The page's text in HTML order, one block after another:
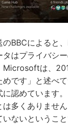
のBBCによると
タはプライバシ
Microsoftは、
めです」と述べ
に認めています
多くありませ
ないということ